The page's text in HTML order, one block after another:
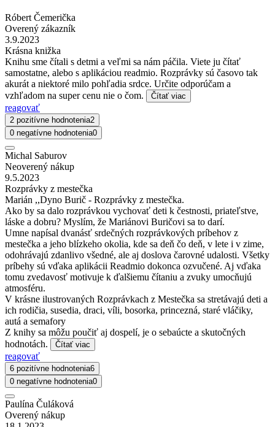
Róbert Čemerička
Overený zákazník
3.9.2023
Krásna knižka
Knihu sme čítali s detmi a veľmi sa nám páčila. Viete ju čítať
samostatne, alebo s aplikáciou readmio. Rozprávky sú časovo tak
akurát a niektoré milo pohľadia srdce. Určite odporúčam a
vzhľadom na super cenu nie o čom.
Čítať viac
reagovať
2 pozitívne hodnotenia2
0 negatívne hodnotenia0
Michal Saburov
Neoverený nákup
9.5.2023
Rozprávky z mestečka
Marián ,,Dyno Burič - Rozprávky z mestečka.
Ako by sa dalo rozprávkou vychovať deti k čestnosti, priateľstve,
láske a dobru? Myslím, že Mariánovi Buričovi sa to darí.
Umne napísal dvanásť srdečných rozprávkových príbehov z
mestečka a jeho blízkeho okolia, kde sa deň čo deň, v lete i v zime,
odohrávajú zdanlivo všedné, ale aj doslova čarovné udalosti. Všetky
príbehy sú vďaka aplikácii Readmio dokonca ozvučené. Aj vďaka
tomu zvedavosť motivuje k ďalšiemu čítaniu a zvuky umocňujú
atmosféru.
V krásne ilustrovaných Rozprávkach z Mestečka sa stretávajú deti a
ich rodičia, susedia, draci, víli, bosorka, princezná, staré vláčiky,
autá a semafory
Z knihy sa môžu poučiť aj dospelí, je o sebaúcte a skutočných
hodnotách.
Čítať viac
reagovať
6 pozitívne hodnotenia6
0 negatívne hodnotenia0
Paulína Čuláková
Overený nákup